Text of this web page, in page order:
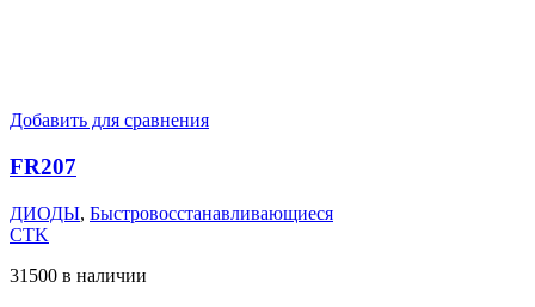
Добавить для сравнения
FR207
ДИОДЫ, Быстровосстанавливающиеся
CTK
31500 в наличии